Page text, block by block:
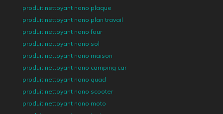
produit nettoyant nano plaque
produit nettoyant nano plan travail
produit nettoyant nano four
produit nettoyant nano sol
produit nettoyant nano maison
produit nettoyant nano camping car
produit nettoyant nano quad
produit nettoyant nano scooter
produit nettoyant nano moto